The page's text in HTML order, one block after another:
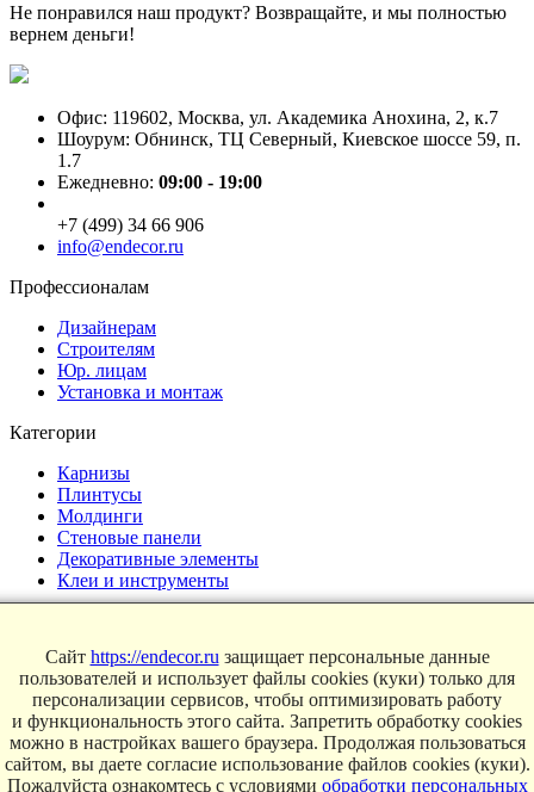
Не понравился наш продукт? Возвращайте, и мы полностью
вернем деньги!
Офис: 119602, Москва, ул. Академика Анохина, 2, к.7
Шоурум: Обнинск, ТЦ Северный, Киевское шоссе 59, п.
1.7
Ежедневно: 09:00 - 19:00
+7 (499) 34 66 906
info@endecor.ru
Профессионалам
Дизайнерам
Строителям
Юр. лицам
Установка и монтаж
Категории
Карнизы
Плинтусы
Молдинги
Стеновые панели
Декоративные элементы
Клеи и инструменты
Интерьеры
Блог
Магазин
О компании
Контакты
Сайт https://endecor.ru защищает персональные данные
пользователей и использует файлы cookies (куки) только для
персонализации сервисов, чтобы оптимизировать работу
и функциональность этого сайта. Запретить обработку cookies
можно в настройках вашего браузера. Продолжая пользоваться
сайтом, вы даете согласие использование файлов cookies (куки).
Пожалуйста ознакомтесь с условиями обработки персональных